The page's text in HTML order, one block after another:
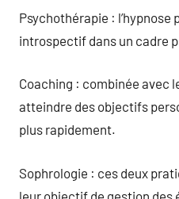
Psychothérapie :
introspectif dans un cadre
Coaching : combinée avec
atteindre des objectifs
plus rapidement.
Sophrologie : ces deux
leur objectif de gestion des